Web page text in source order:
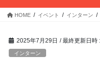
キ
に
HOME イベント インターン
2025年7月29日 / 最終更新日時 :
インターン